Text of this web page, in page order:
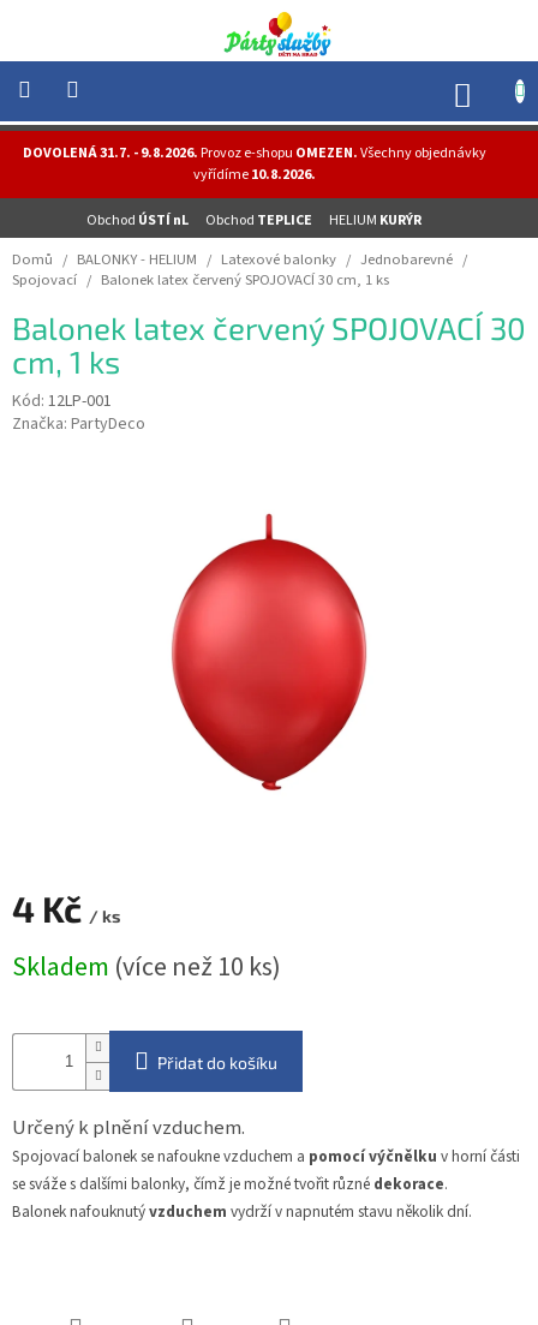
obsah
DOVOLENÁ 31.7. - 9.8.2026.Provoz e-shopu OMEZEN.Všechny objednávky
vyřídíme10.8.2026.
Obchod ÚSTÍ nL Obchod TEPLICE HELIUM KURÝR
NOVINKY
HELIUM
-
OSLAVY
MASKY
-
KOSTÝMY
Domů / BALONKY - HELIUM / Latexové balonky / Jednobarevné /
Spojovací / Balonek latex červený SPOJOVACÍ 30 cm, 1 ks
Balonek latex červený SPOJOVACÍ 30
cm, 1 ks
Kód: 12LP-001
Značka: PartyDeco
4 Kč / ks
cena:
Skladem (více než 10 ks)
Přidat do košíku
Určený k plnění vzduchem.
Spojovací balonek se nafoukne vzduchem a pomocí výčnělku v horní části
se sváže s dalšími balonky, čímž je možné tvořit různé dekorace.
Balonek nafouknutývzduchem vydrží v napnutém stavu několik dní.